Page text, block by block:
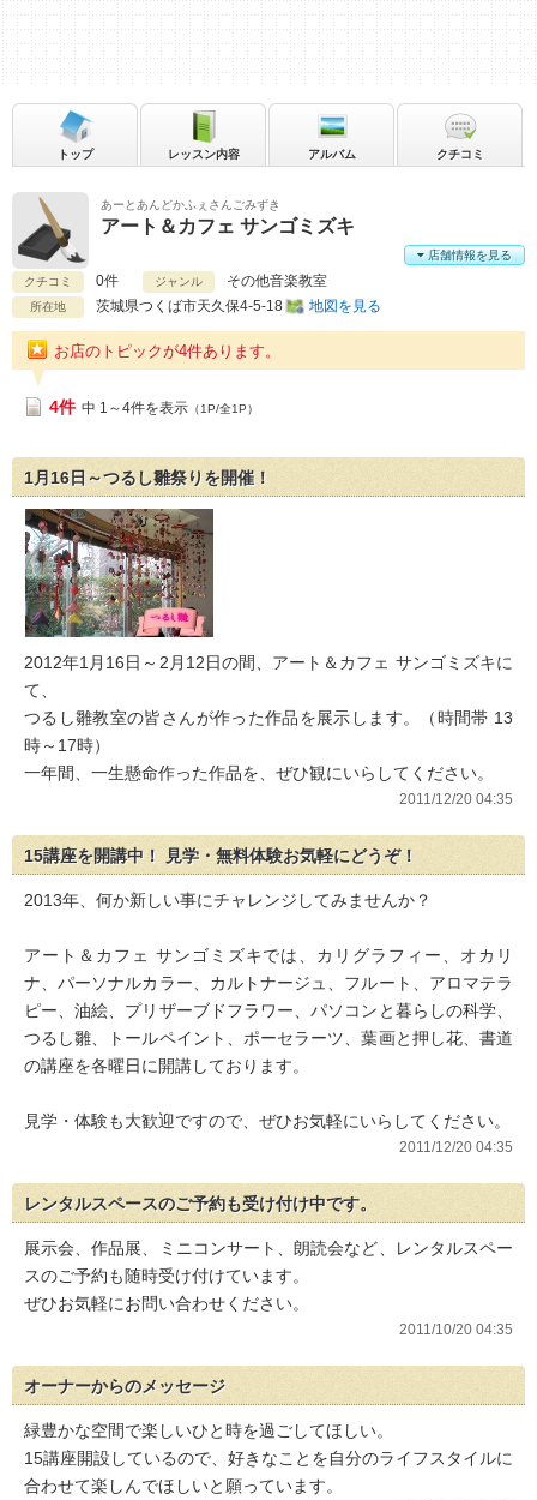
あーとあんどかふぇさんごみずき
アート＆カフェ サンゴミズキ
クチコミ 0件 ジャンル その他音楽教室
所在地 茨城県つくば市天久保4-5-18 地図を見る
店舗情報を見る
トップ レッスン内容 アルバム クチコミ
お店のトピックが4件あります。
4件 中 1～4件を表示 （1P/全1P）
1月16日～つるし雛祭りを開催！
2012年1月16日～2月12日の間、アート＆カフェ サンゴミズキに
て、
つるし雛教室の皆さんが作った作品を展示します。（時間帯 13
時～17時）
一年間、一生懸命作った作品を、ぜひ観にいらしてください。
2011/12/20 04:35
15講座を開講中！ 見学・無料体験お気軽にどうぞ！
2013年、何か新しい事にチャレンジしてみませんか？
アート＆カフェ サンゴミズキでは、カリグラフィー、オカリ
ナ、パーソナルカラー、カルトナージュ、フルート、アロマテラ
ピー、油絵、プリザーブドフラワー、パソコンと暮らしの科学、
つるし雛、トールペイント、ポーセラーツ、葉画と押し花、書道
の講座を各曜日に開講しております。
見学・体験も大歓迎ですので、ぜひお気軽にいらしてください。
2011/12/20 04:35
レンタルスペースのご予約も受け付け中です。
展示会、作品展、ミニコンサート、朗読会など、レンタルスペー
スのご予約も随時受け付けています。
ぜひお気軽にお問い合わせください。
2011/10/20 04:35
オーナーからのメッセージ
緑豊かな空間で楽しいひと時を過ごしてほしい。
15講座開設しているので、好きなことを自分のライフスタイルに
合わせて楽しんでほしいと願っています。